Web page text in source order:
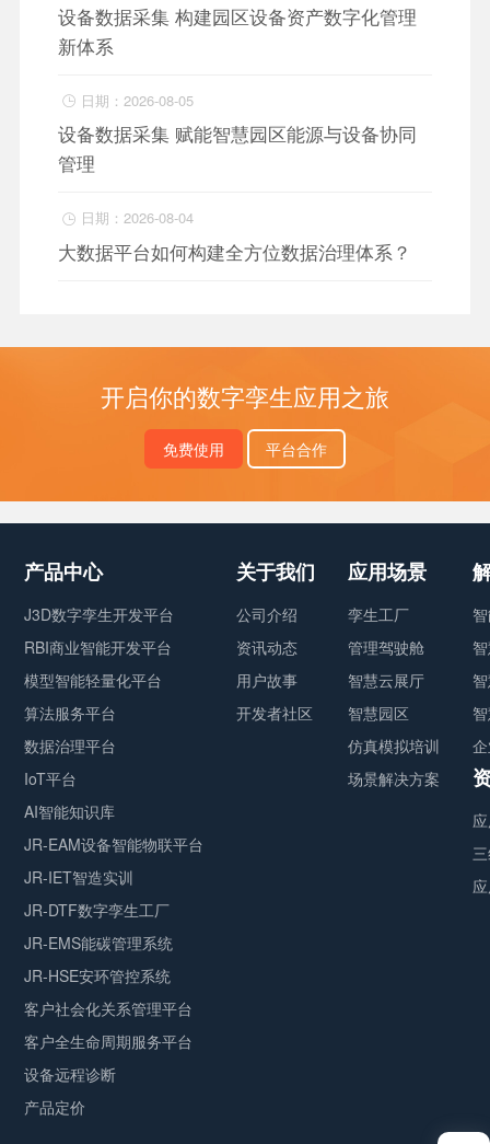
设备数据采集 构建园区设备资产数字化管理
新体系
 日期：2026-08-05
设备数据采集 赋能智慧园区能源与设备协同
管理
 日期：2026-08-04
大数据平台如何构建全方位数据治理体系？
开启你的数字孪生应用之旅
免费使用 平台合作
产品中心
J3D数字孪生开发平台
RBI商业智能开发平台
模型智能轻量化平台
算法服务平台
数据治理平台
IoT平台
AI智能知识库
JR-EAM设备智能物联平台
JR-IET智造实训
JR-DTF数字孪生工厂
JR-EMS能碳管理系统
JR-HSE安环管控系统
客户社会化关系管理平台
客户全生命周期服务平台
设备远程诊断
产品定价
关于我们
公司介绍
资讯动态
用户故事
开发者社区
应用场景
孪生工厂
管理驾驶舱
智慧云展厅
智慧园区
仿真模拟培训
场景解决方案